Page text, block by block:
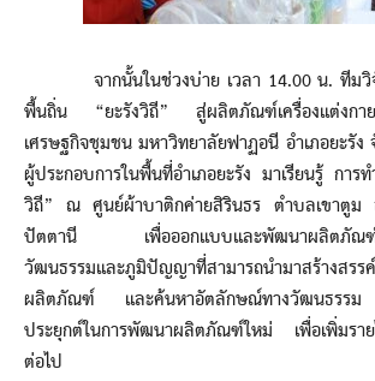
จากนั้นในช่วงบ่าย เวลา 14.00 น. ทีมวิ
พื้นถิ่น “ยะรังวิถี” สู่ผลิตภัณฑ์เครื่องแต่งกาย
เศรษฐกิจชุมชน มหาวิทยาลัยฟาฏอนี อำเภอยะรั
ผู้ประกอบการในพื้นที่อำเภอยะรัง มาเรียนรู้ การ
วิถี” ณ ศูนย์ผ้าบาติกค่ายสิรินธร ตำบลเขาตูม
ปัตตานี เพื่อออกแบบและพัฒนาผลิตภัณฑ์โ
วัฒนธรรมและภูมิปัญญาที่สามารถนำมาสร้างส
ผลิตภัณฑ์ และค้นหาอัตลักษณ์ทางวัฒนธรรม
ประยุกต์ในการพัฒนาผลิตภัณฑ์ใหม่ เพื่อเพิ่มรา
ต่อไป